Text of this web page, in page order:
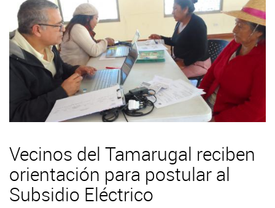
Vecinos del Tamarugal reciben
orientación para postular al
Subsidio Eléctrico